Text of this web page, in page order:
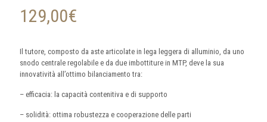
129,00€
Il tutore, composto da aste articolate in lega leggera di alluminio, da uno
snodo centrale regolabile e da due imbottiture in MTP, deve la sua
innovatività all’ottimo bilanciamento tra:
– efficacia: la capacità contenitiva e di supporto
– solidità: ottima robustezza e cooperazione delle parti